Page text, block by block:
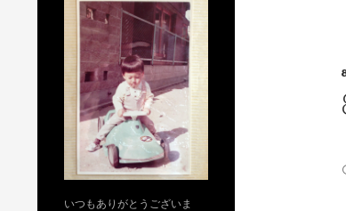
いつもありがとうございま